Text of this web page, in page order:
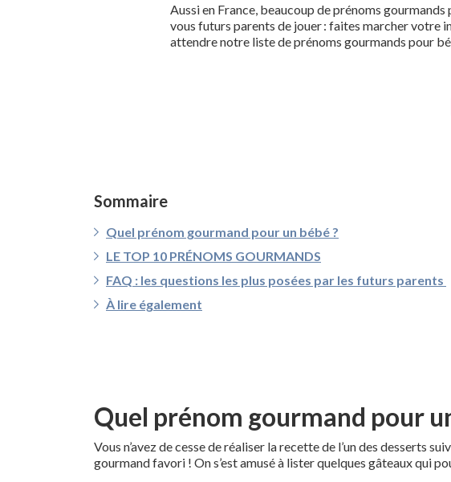
Aussi en France, beaucoup de prénoms
vous futurs parents de jouer : faites marcher votre
attendre notre liste de prénoms gourmands pour
Sommaire
Quel prénom gourmand pour un bébé ?
LE TOP 10 PRÉNOMS GOURMANDS
FAQ : les questions les plus posées par les futurs parents
À lire également
Quel prénom gourmand pour
Vous n’avez de cesse de réaliser la recette de l’un des desserts
gourmand favori ! On s’est amusé à lister quelques gâteaux qui